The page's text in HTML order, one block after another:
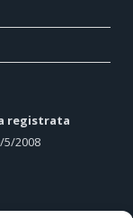
registrata
5/2008